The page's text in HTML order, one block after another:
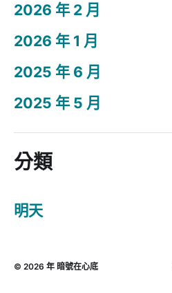
2026 年 2 月
2026 年 1 月
2025 年 6 月
2025 年 5 月
分類
明天
© 2026 年 暗號在心底